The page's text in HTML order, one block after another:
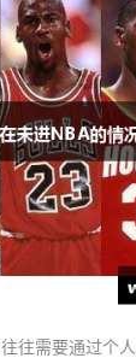
往需要通过个